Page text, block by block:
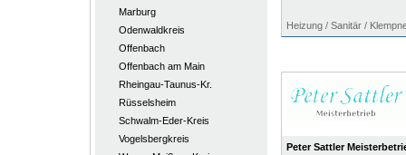
Marburg
Odenwaldkreis
Offenbach
Offenbach am Main
Rheingau-Taunus-Kr.
Rüsselsheim
Schwalm-Eder-Kreis
Vogelsbergkreis
Heizung / Sanitär /
Peter Sattler